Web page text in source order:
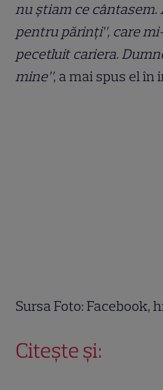
nu ştiam ce cântasem.
pentru părinţi”, care
pecetluit cariera.
mine”, a mai spus el în
Sursa Foto: Facebook,
Citește și: